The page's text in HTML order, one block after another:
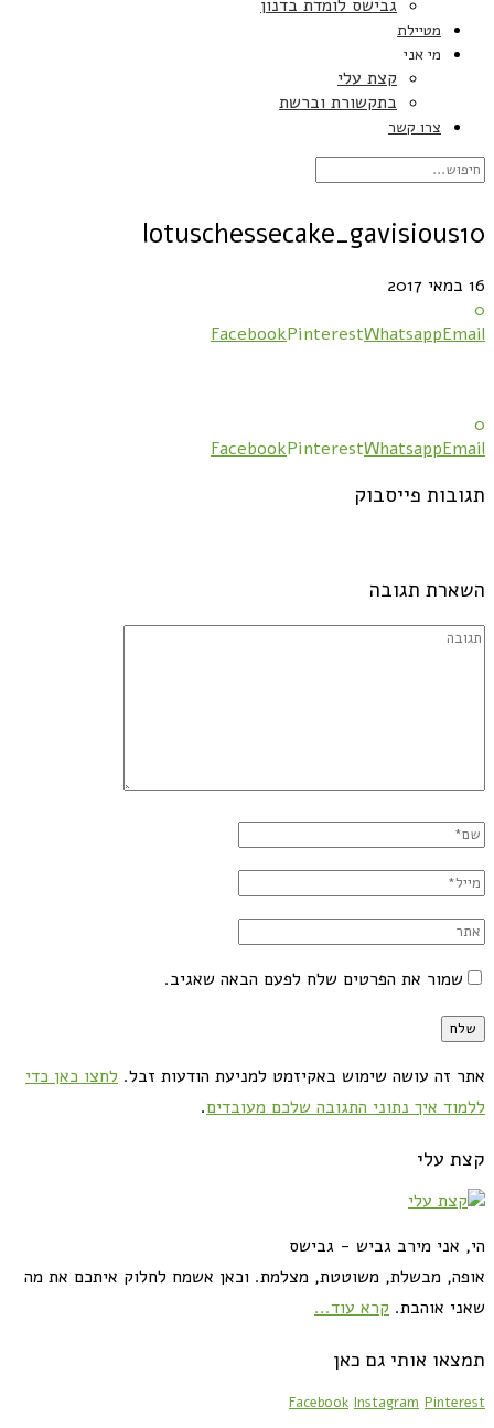
גבישס לומדת בדנון
מטיילת
מי אני
קצת עלי
בתקשורת וברשת
צרו קשר
lotuschessecake_gavisious10
16 במאי 2017
0
FacebookPinterestWhatsappEmail
0
FacebookPinterestWhatsappEmail
תגובות פייסבוק
השארת תגובה
שמור את הפרטים שלח לפעם הבאה שאגיב.
אתר זה עושה שימוש באקיזמט למניעת הודעות זבל. לחצו כאן כדי
ללמוד איך נתוני התגובה שלכם מעובדים.
קצת עלי
הי, אני מירב גביש - גבישס
אופה, מבשלת, משוטטת, מצלמת. וכאן אשמח לחלוק איתכם את מה
שאני אוהבת. קרא עוד...
תמצאו אותי גם כאן
Facebook Instagram Pinterest